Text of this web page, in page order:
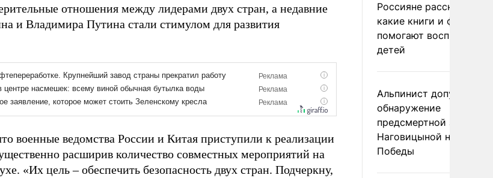
отношения между лидерами двух стран, а недавние
и Владимира Путина стали стимулом для развития
военные ведомства России и Китая приступили к реализации
расширив количество совместных мероприятий на
«Их цель – обеспечить безопасность двух стран. Подчеркну,
Россияне рассказали,
какие книги и фильмы
помогают воспитывать
детей
Альпинист допустил
обнаружение
предсмертной записки
Наговицыной на пике
Победы